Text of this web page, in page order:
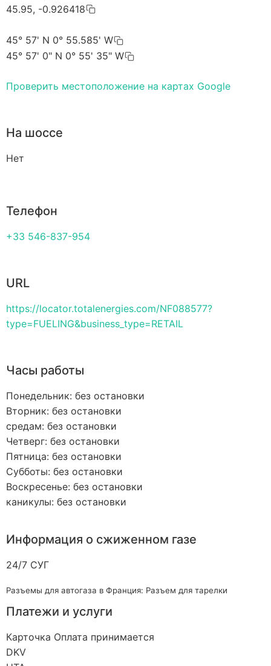
45.95, -0.926418
45° 57' N 0° 55.585' W
45° 57' 0" N 0° 55' 35" W
Проверить местоположение на картах Google
На шоссе
Нет
Телефон
+33 546-837-954
URL
https://locator.totalenergies.com/NF088577?
type=FUELING&business_type=RETAIL
Часы работы
Понедельник: без остановки
Вторник: без остановки
средам: без остановки
Четверг: без остановки
Пятница: без остановки
Субботы: без остановки
Воскресенье: без остановки
каникулы: без остановки
Информация о сжиженном газе
24/7 СУГ
Разъемы для автогаза в Франция: Разъем для тарелки
Платежи и услуги
Карточка Оплата принимается
DKV